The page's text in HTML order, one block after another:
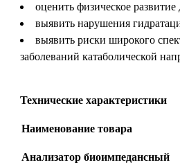
оценить физическое развитие
выявить нарушения
выявить риски широкого
заболеваний катаболической
Технические характеристики
Наименование товара
Анализаторбиоимпедансный